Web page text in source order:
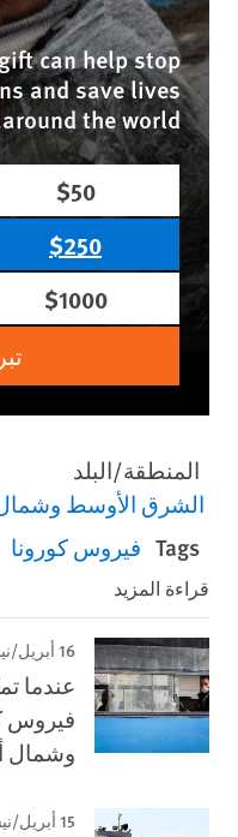
can help stop
and save lives
around the world.
$50
$250
$1000
المنطقة/البلد
الشرق الأوسط وشمال
Tags فيروس كورونا
قراءة المزيد
16 أبريل/نيسان 2020
عندما
فيروس
وشمال
15 أبريل/نيسان 2020